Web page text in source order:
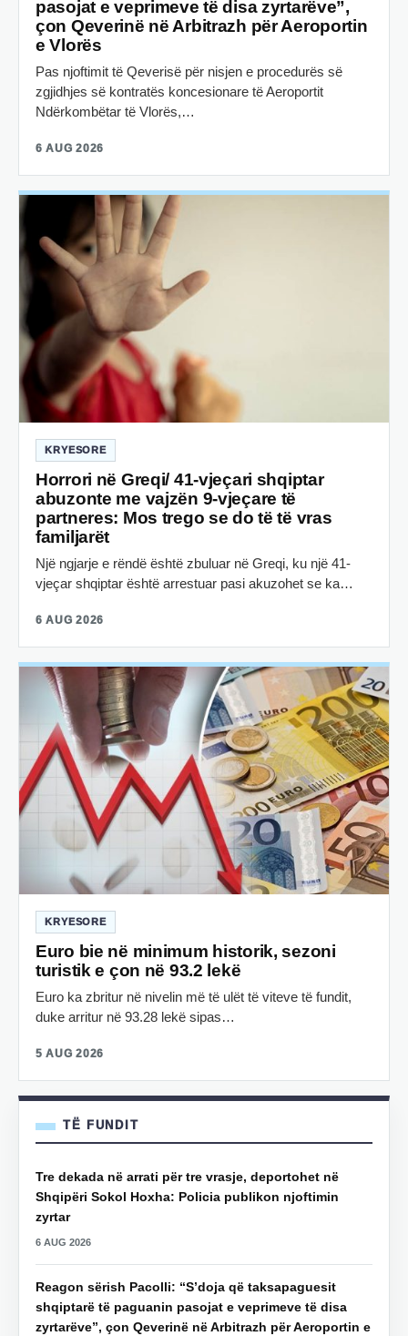
pasojat e veprimeve të disa zyrtarëve”,
çon Qeverinë në Arbitrazh për Aeroportin
e Vlorës
Pas njoftimit të Qeverisë për nisjen e procedurës së
zgjidhjes së kontratës koncesionare të Aeroportit
Ndërkombëtar të Vlorës,…
6 AUG 2026
KRYESORE
Horrori në Greqi/ 41-vjeçari shqiptar
abuzonte me vajzën 9-vjeçare të
partneres: Mos trego se do të të vras
familjarët
Një ngjarje e rëndë është zbuluar në Greqi, ku një 41-
vjeçar shqiptar është arrestuar pasi akuzohet se ka…
6 AUG 2026
KRYESORE
Euro bie në minimum historik, sezoni
turistik e çon në 93.2 lekë
Euro ka zbritur në nivelin më të ulët të viteve të fundit,
duke arritur në 93.28 lekë sipas…
5 AUG 2026
TË FUNDIT
Tre dekada në arrati për tre vrasje, deportohet në
Shqipëri Sokol Hoxha: Policia publikon njoftimin
zyrtar
6 AUG 2026
Reagon sërish Pacolli: “S’doja që taksapaguesit
shqiptarë të paguanin pasojat e veprimeve të disa
zyrtarëve”, çon Qeverinë në Arbitrazh për Aeroportin e